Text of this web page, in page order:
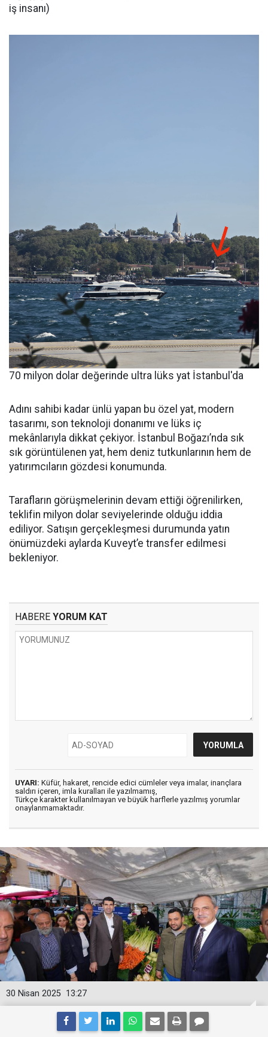
iş insanı)
70 milyon dolar değerinde ultra lüks yat İstanbul'da
Adını sahibi kadar ünlü yapan bu özel yat, modern
tasarımı, son teknoloji donanımı ve lüks iç
mekânlarıyla dikkat çekiyor. İstanbul Boğazı’nda sık
sık görüntülenen yat, hem deniz tutkunlarının hem de
yatırımcıların gözdesi konumunda.
Tarafların görüşmelerinin devam ettiği öğrenilirken,
teklifin milyon dolar seviyelerinde olduğu iddia
ediliyor. Satışın gerçekleşmesi durumunda yatın
önümüzdeki aylarda Kuveyt’e transfer edilmesi
bekleniyor.
HABERE YORUM KAT
UYARI: Küfür, hakaret, rencide edici cümleler veya imalar, inançlara
saldırı içeren, imla kuralları ile yazılmamış,
Türkçe karakter kullanılmayan ve büyük harflerle yazılmış yorumlar
onaylanmamaktadır.
13:27
30 Nisan 2025